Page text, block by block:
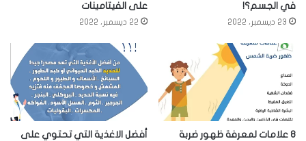
في الجسم؟!
23 ديسمبر، 2022
على الفيتامينات
22 ديسمبر، 2022
8 علامات لمعرفة ظهور ضربة
أفضل الاغذية التي تحتوي على